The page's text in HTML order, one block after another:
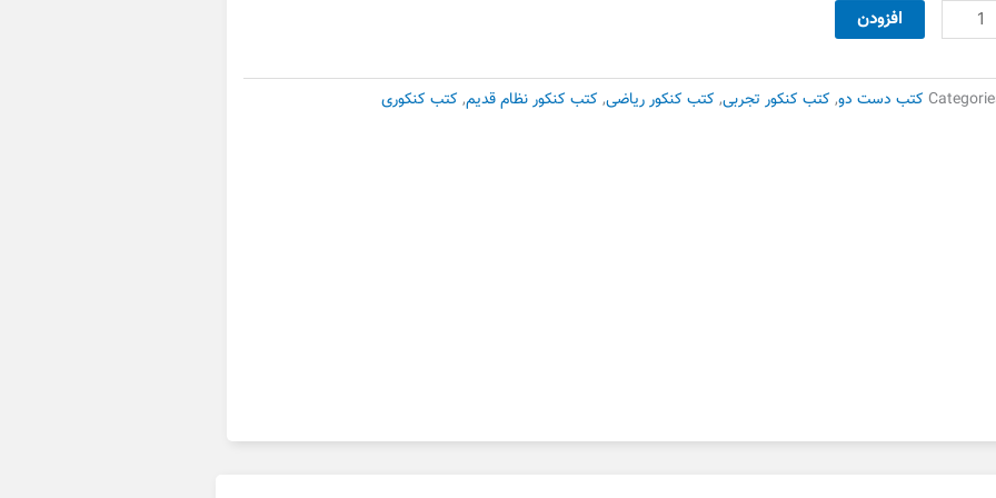
بود.
عربی
افزودن
کتب دست دو, کتب کنکور تجربی, کتب کنکور ریاضی, کتب کنکور نظام قدیم, کتب کنکوری